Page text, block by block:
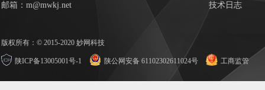
邮箱：m@mwkj.net 技术日志
版权所有：© 2015-2020 妙网科技
陕ICP备13005001号-1 陕公网安备 61102302611024号 工商监管